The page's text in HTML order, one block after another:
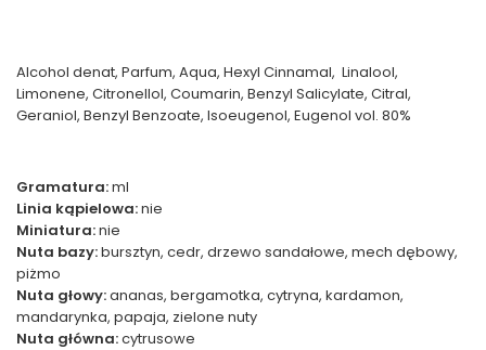
Alcohol denat, Parfum, Aqua, Hexyl Cinnamal, Linalool,
Limonene, Citronellol, Coumarin, Benzyl Salicylate, Citral,
Geraniol, Benzyl Benzoate, Isoeugenol, Eugenol vol. 80%
Gramatura:ml
Linia kąpielowa:nie
Miniatura:nie
Nuta bazy:bursztyn, cedr, drzewo sandałowe, mech dębowy,
piżmo
Nuta głowy:ananas, bergamotka, cytryna, kardamon,
mandarynka, papaja, zielone nuty
Nuta główna:cytrusowe